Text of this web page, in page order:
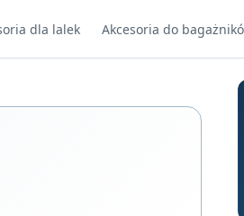
dla lalek Akcesoria do